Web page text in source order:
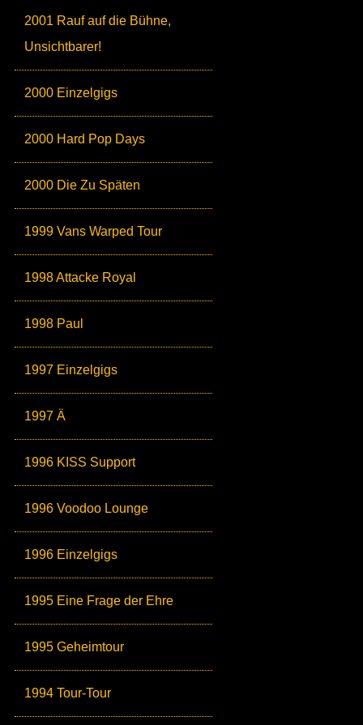
2001 Rauf auf die Bühne,
Unsichtbarer!
2000 Einzelgigs
2000 Hard Pop Days
2000 Die Zu Späten
1999 Vans Warped Tour
1998 Attacke Royal
1998 Paul
1997 Einzelgigs
1997 Ä
1996 KISS Support
1996 Voodoo Lounge
1996 Einzelgigs
1995 Eine Frage der Ehre
1995 Geheimtour
1994 Tour-Tour